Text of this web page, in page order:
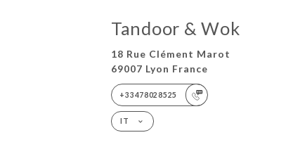
Tandoor & Wok
18 Rue Clément Marot
69007 Lyon France
+33478028525
IT